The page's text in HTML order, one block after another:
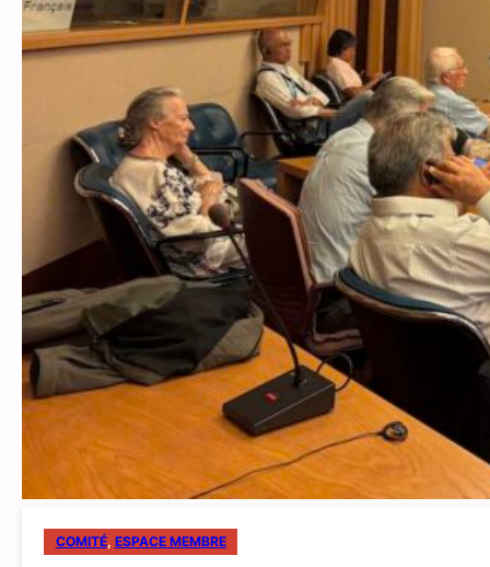
COMITÉ, ESPACE MEMBRE